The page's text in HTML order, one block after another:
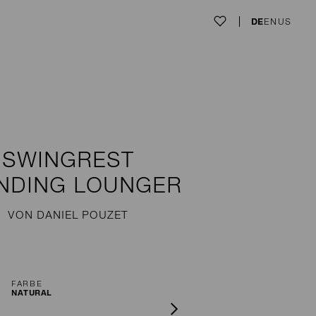
DEEN US
SWINGREST
LOUNGER
VON DANIEL POUZET
FARBE
NATURAL